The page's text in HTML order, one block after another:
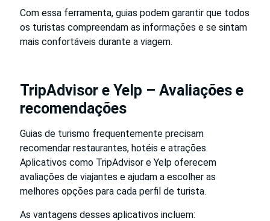
Com essa ferramenta, guias podem garantir que todos
os turistas compreendam as informações e se sintam
mais confortáveis durante a viagem.
TripAdvisor e Yelp – Avaliações e
recomendações
Guias de turismo frequentemente precisam
recomendar restaurantes, hotéis e atrações.
Aplicativos como TripAdvisor e Yelp oferecem
avaliações de viajantes e ajudam a escolher as
melhores opções para cada perfil de turista.
As vantagens desses aplicativos incluem: